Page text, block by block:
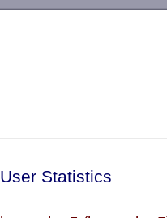
User Statistics